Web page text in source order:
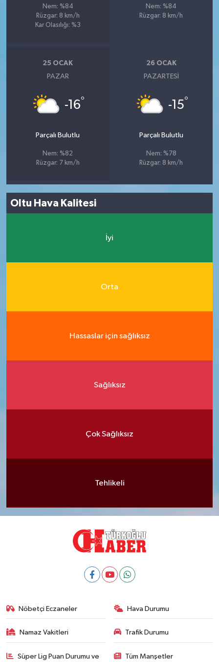
Nem: %84
Rüzgar: 8 km/h
Kar Olasılığı: %3
Nem: %84
Rüzgar: 8 km/h
25 OCAK
PAZAR
-16°
Parçalı Bulutlu
Nem: %82
Rüzgar: 7 km/h
26 OCAK
PAZARTESI
-15°
Parçalı Bulutlu
Nem: %78
Rüzgar: 8 km/h
Oltu Hava Kalitesi
İyi
Orta
Hassaslar için sağlıksız
Sağlıksız
Çok Sağlıksız
Tehlikeli
Nöbetçi Eczaneler Hava Durumu
Namaz Vakitleri Trafik Durumu
Süper Lig Puan Durumu ve Tüm Manşetler